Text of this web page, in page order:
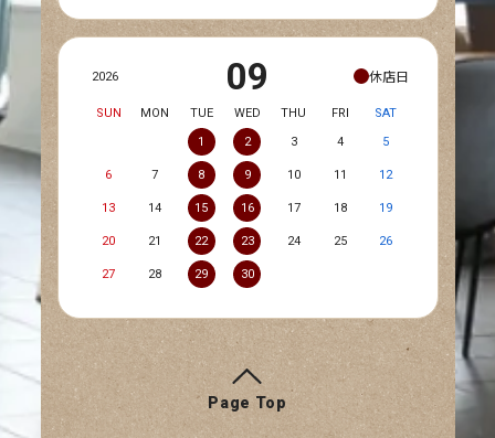
2026 09 休店日
SUN MON TUE WED THU FRI
SAT
1
2 3 4 5
6 7 8 9 10 11 12
13 14 15 16 17 18 19
20 21 22 23 24 25 26
27 28 29 30
Page Top